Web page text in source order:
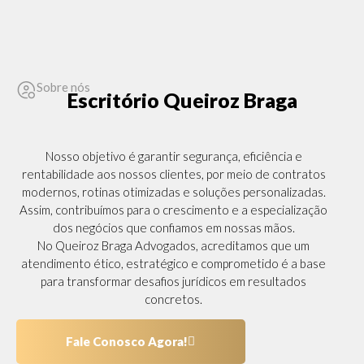
Sobre nós
Escritório Queiroz Braga
Nosso objetivo é garantir segurança, eficiência e
rentabilidade aos nossos clientes, por meio de contratos
modernos, rotinas otimizadas e soluções personalizadas.
Assim, contribuímos para o crescimento e a especialização
dos negócios que confiamos em nossas mãos.
No Queiroz Braga Advogados, acreditamos que um
atendimento ético, estratégico e comprometido é a base
para transformar desafios jurídicos em resultados
concretos.
Fale Conosco Agora!